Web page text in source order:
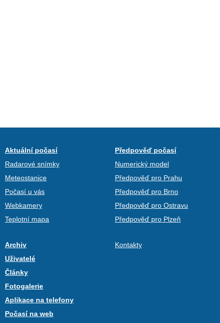
Aktuální počasí
Radarové snímky
Meteostanice
Počasí u vás
Webkamery
Teplotní mapa
Předpověď počasí
Numerický model
Předpověď pro Prahu
Předpověď pro Brno
Předpověď pro Ostravu
Předpověď pro Plzeň
Archiv
Uživatelé
Články
Fotogalerie
Aplikace na telefony
Počasí na web
Kontakty